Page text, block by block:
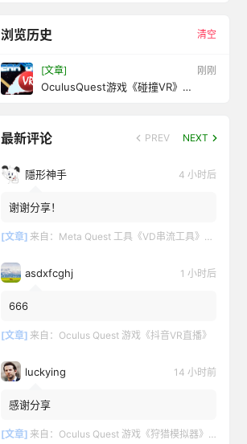
浏览历史 清空
[文章] 刚刚
OculusQuest游戏《碰撞VR》
最新评论 PREV NEXT
隱形神手 4 小时后
谢谢分享！
[文章] 来自： Meta Quest 工具《VD串流工具》Virtual Desktop 破解版
asdxfcghj 1 小时后
666
[文章] 来自： Oculus Quest 游戏《抖音VR直播》
luckying 14 小时前
感谢分享
[文章] 来自： Oculus Quest 游戏《狩猎模拟器》Hunting Simulator